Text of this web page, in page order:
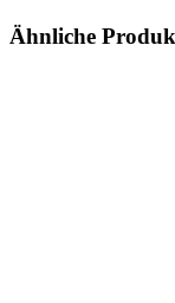
Ähnliche